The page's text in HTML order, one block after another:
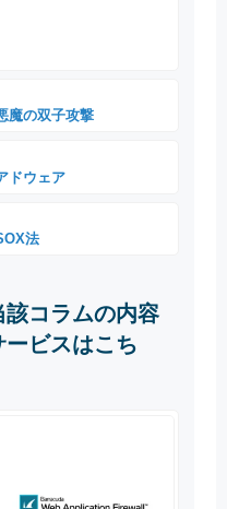
魔の双子攻撃
ドウェア
法
コラムの内容
ビスはこち